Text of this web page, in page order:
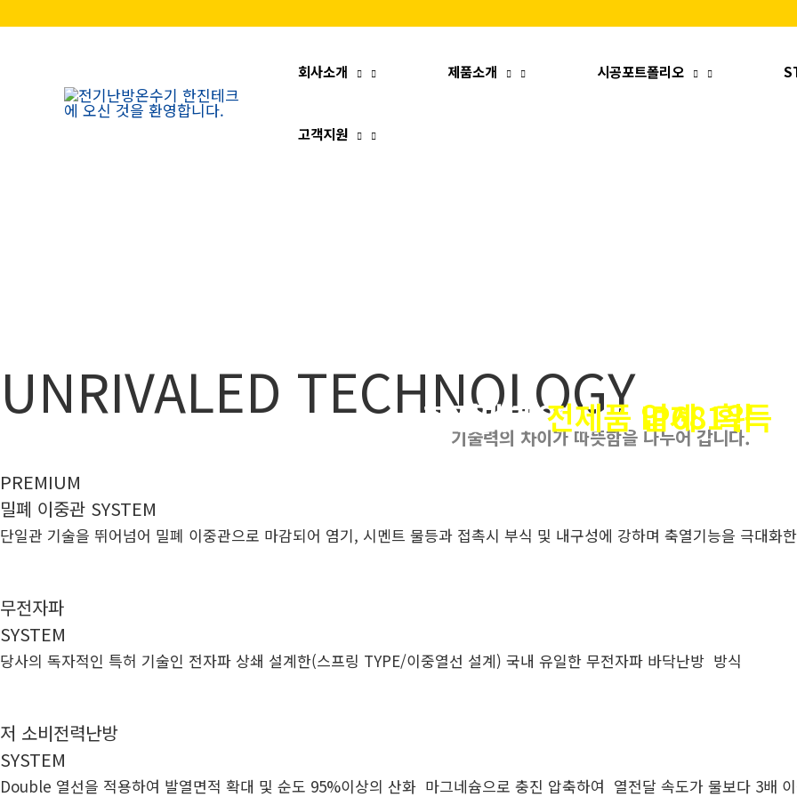
회사소개 제품소개 시공포트폴리오
고객지원
시공 계약 실적 업계 1위
한진테크전제품 IP68 획득
UNRIVALED TECHNOLOGY
기술력의 차이가 따뜻함을 나누어 갑니다.
PREMIUM
밀폐 이중관 SYSTEM
단일관 기술을 뛰어넘어 밀폐 이중관으로 마감되어 염기, 시멘트 물등과 접촉시 부식 및 내구성에 강하며 축열기능을 극대화
무전자파
SYSTEM
당사의 독자적인 특허 기술인 전자파 상쇄 설계한(스프링 TYPE/이중열선 설계) 국내 유일한 무전자파 바닥난방 방식
저 소비전력난방
SYSTEM
Double 열선을 적용하여 발열면적 확대 및 순도 95%이상의 산화 마그네슘으로 충진 압축하여 열전달 속도가 물보다 3배